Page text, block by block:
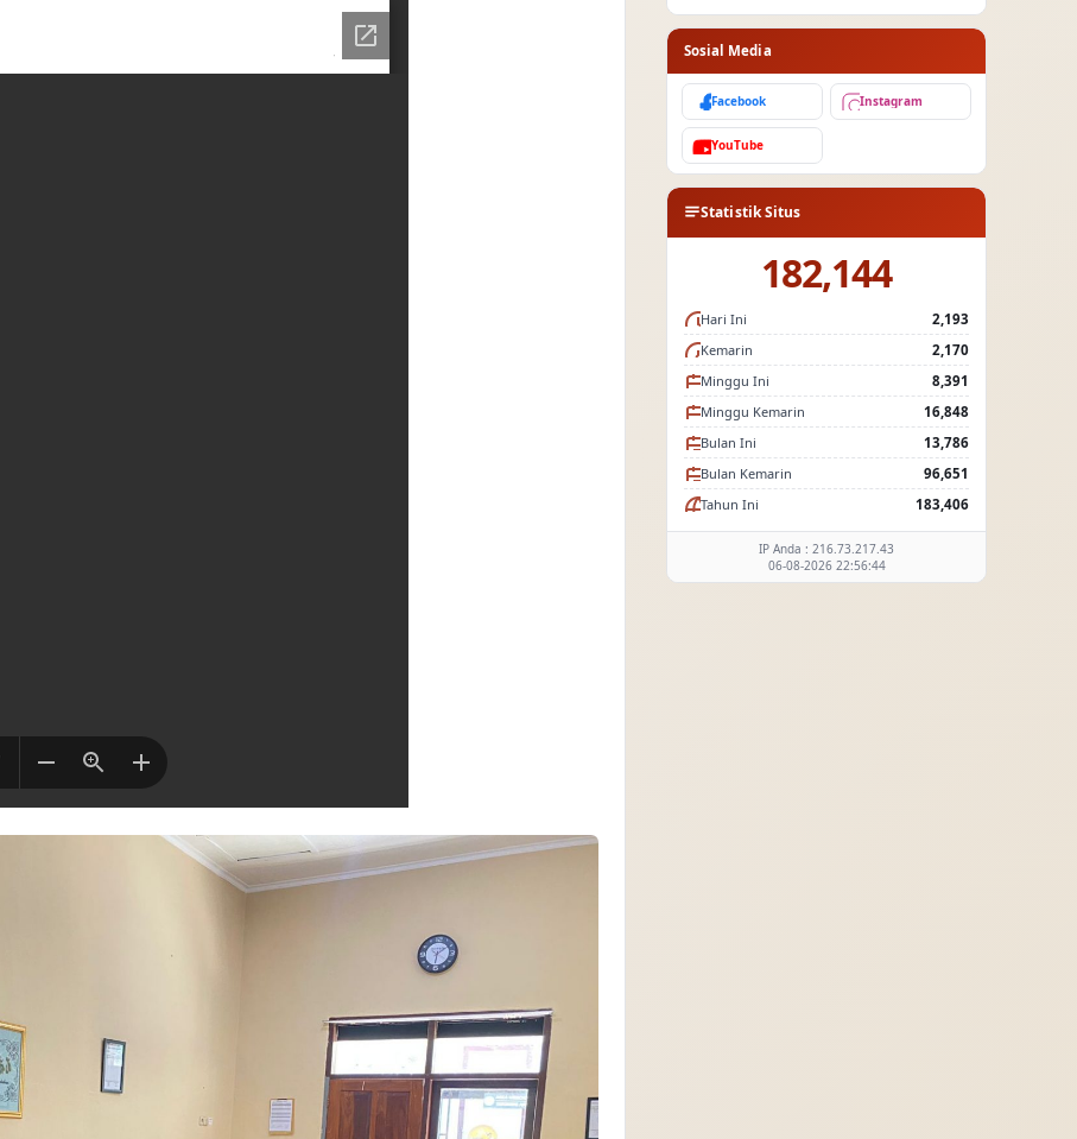
Sosial Media
Facebook Instagram
YouTube
Statistik Situs
182,144
Hari Ini
2,193
Kemarin
2,170
Minggu Ini
8,391
Minggu Kemarin
16,848
Bulan Ini
13,786
Bulan Kemarin
96,651
Tahun Ini
183,406
IP Anda : 216.73.217.43
06-08-2026 22:56:44